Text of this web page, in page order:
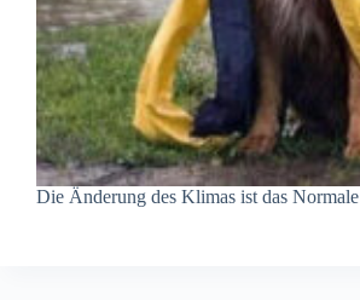
Die Änderung des Klimas ist das Normale